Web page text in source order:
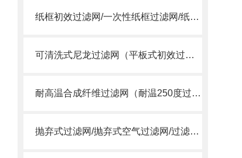
纸框初效过滤网/一次性纸框过滤网/纸框过滤网
可清洗式尼龙过滤网（平板式初效过滤器）
耐高温合成纤维过滤网（耐温250度过滤棉）
抛弃式过滤网/抛弃式空气过滤网/过滤送风口/一体式过滤箱